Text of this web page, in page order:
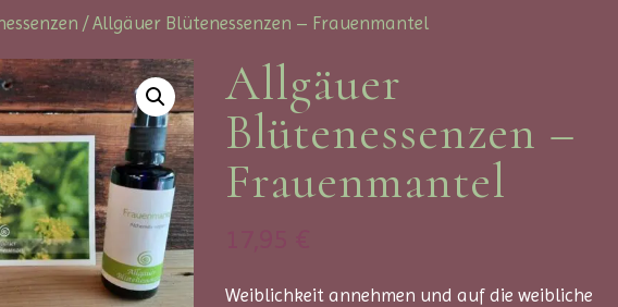
/ Allgäuer Blütenessenzen – Frauenmantel
Allgäuer
Blütenessenzen –
Frauenmantel
Weiblichkeit annehmen und auf die weibliche